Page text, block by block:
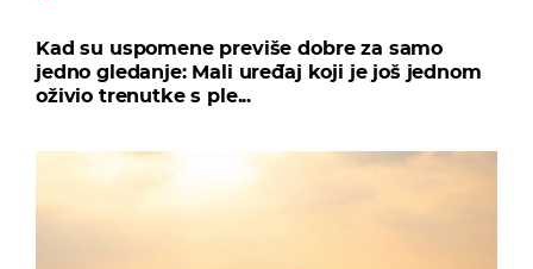
Kad su uspomene previše dobre za samo
jedno gledanje: Mali uređaj koji je još jednom
oživio trenutke s ple...